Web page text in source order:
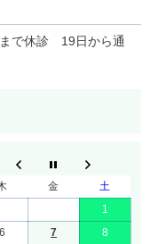
まで休診 19日から通
金
土
1
6 7 8